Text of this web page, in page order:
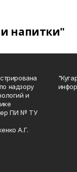
напитки"
надзору
и
ПИ № ТУ
А.Г.